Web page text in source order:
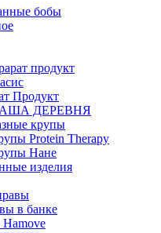
бобы
продукт
Продукт
ДЕРЕВНЯ
крупы
Protein Therapy
Нане
изделия
в банке